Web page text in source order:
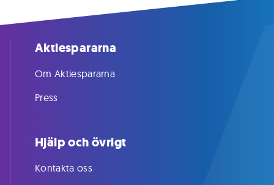
Aktiespararna
Om Aktiespararna
Press
Hjälp och övrigt
Kontakta oss